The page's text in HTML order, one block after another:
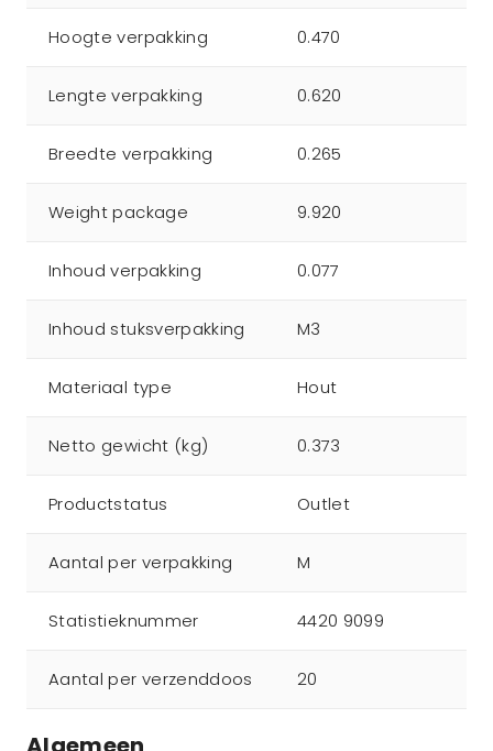
Hoogte verpakking 0.470
Lengte verpakking 0.620
Breedte verpakking 0.265
Weight package 9.920
Inhoud verpakking 0.077
Inhoud stuksverpakking M3
Materiaal type Hout
Netto gewicht (kg) 0.373
Productstatus Outlet
Aantal per verpakking M
Statistieknummer 4420 9099
Aantal per verzenddoos 20